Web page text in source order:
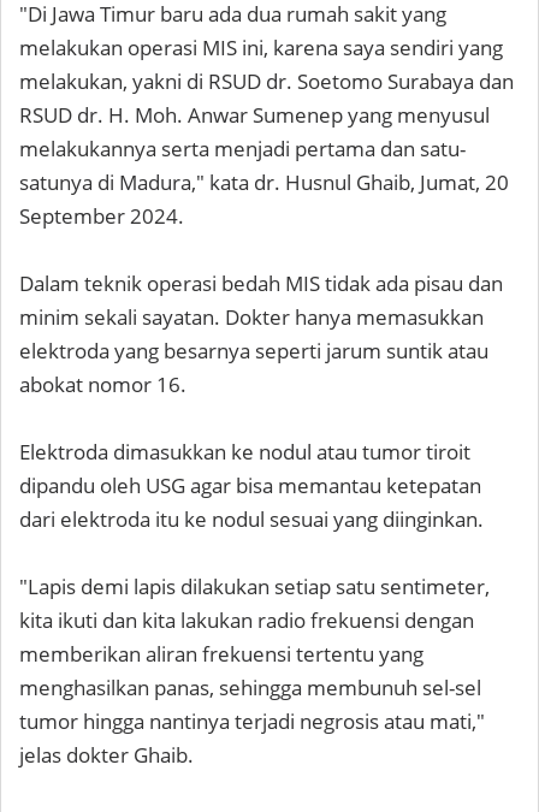
"Di Jawa Timur baru ada dua rumah sakit yang
melakukan operasi MIS ini, karena saya sendiri yang
melakukan, yakni di RSUD dr. Soetomo Surabaya dan
RSUD dr. H. Moh. Anwar Sumenep yang menyusul
melakukannya serta menjadi pertama dan satu-
satunya di Madura," kata dr. Husnul Ghaib, Jumat, 20
September 2024.
Dalam teknik operasi bedah MIS tidak ada pisau dan
minim sekali sayatan. Dokter hanya memasukkan
elektroda yang besarnya seperti jarum suntik atau
abokat nomor 16.
Elektroda dimasukkan ke nodul atau tumor tiroit
dipandu oleh USG agar bisa memantau ketepatan
dari elektroda itu ke nodul sesuai yang diinginkan.
"Lapis demi lapis dilakukan setiap satu sentimeter,
kita ikuti dan kita lakukan radio frekuensi dengan
memberikan aliran frekuensi tertentu yang
menghasilkan panas, sehingga membunuh sel-sel
tumor hingga nantinya terjadi negrosis atau mati,"
jelas dokter Ghaib.